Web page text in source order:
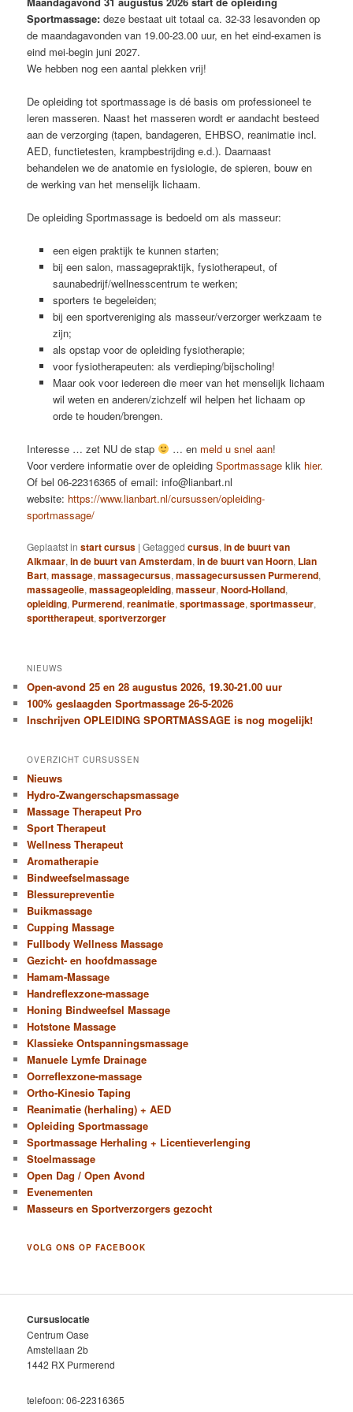
Sportmassage: deze bestaat uit totaal ca. 32-33 lesavonden op
de maandagavonden van 19.00-23.00 uur, en het eind-examen is
eind mei-begin juni 2027.
We hebben nog een aantal plekken vrij!
De opleiding tot sportmassage is dé basis om professioneel te
leren masseren. Naast het masseren wordt er aandacht besteed
aan de verzorging (tapen, bandageren, EHBSO, reanimatie incl.
AED, functietesten, krampbestrijding e.d.). Daarnaast
behandelen we de anatomie en fysiologie, de spieren, bouw en
de werking van het menselijk lichaam.
De opleiding Sportmassage is bedoeld om als masseur:
een eigen praktijk te kunnen starten;
bij een salon, massagepraktijk, fysiotherapeut, of
saunabedrijf/wellnesscentrum te werken;
sporters te begeleiden;
bij een sportvereniging als masseur/verzorger werkzaam te
zijn;
als opstap voor de opleiding fysiotherapie;
voor fysiotherapeuten: als verdieping/bijscholing!
Maar ook voor iedereen die meer van het menselijk lichaam
wil weten en anderen/zichzelf wil helpen het lichaam op
orde te houden/brengen.
Interesse … zet NU de stap … en meld u snel aan!
Voor verdere informatie over de opleidingSportmassage klik hier.
Of bel 06-22316365 of email: info@lianbart.nl
website: https://www.lianbart.nl/cursussen/opleiding-
sportmassage/
Geplaatst in start cursus |Getagged cursus,in de buurt van
Alkmaar,in de buurt van Amsterdam,in de buurt van Hoorn, Lian
Bart,massage,massagecursus,massagecursussen Purmerend,
massageolie,massageopleiding,masseur,Noord-Holland,
opleiding, Purmerend,reanimatie,sportmassage,sportmasseur,
sporttherapeut,sportverzorger
NIEUWS
Open-avond 25 en 28 augustus 2026, 19.30-21.00 uur
100% geslaagden Sportmassage 26-5-2026
Inschrijven OPLEIDING SPORTMASSAGE is nog mogelijk!
OVERZICHT CURSUSSEN
Nieuws
Hydro-Zwangerschapsmassage
Massage Therapeut Pro
Sport Therapeut
Wellness Therapeut
Aromatherapie
Bindweefselmassage
Blessurepreventie
Buikmassage
Cupping Massage
Fullbody Wellness Massage
Gezicht- en hoofdmassage
Hamam-Massage
Handreflexzone-massage
Honing Bindweefsel Massage
Hotstone Massage
Klassieke Ontspanningsmassage
Manuele Lymfe Drainage
Oorreflexzone-massage
Ortho-Kinesio Taping
Reanimatie (herhaling) + AED
Opleiding Sportmassage
Sportmassage Herhaling + Licentieverlenging
Stoelmassage
Open Dag / Open Avond
Evenementen
Masseurs en Sportverzorgers gezocht
VOLG ONS OP FACEBOOK
Cursuslocatie
Centrum Oase
Amstellaan 2b
1442 RX Purmerend
telefoon: 06-22316365